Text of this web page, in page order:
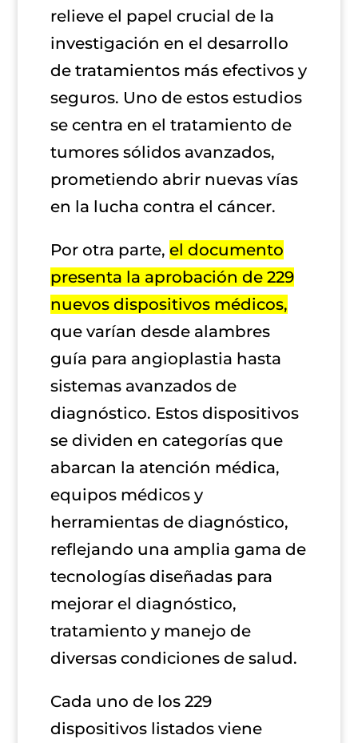
relieve el papel crucial de la
investigación en el desarrollo
de tratamientos más efectivos y
seguros. Uno de estos estudios
se centra en el tratamiento de
tumores sólidos avanzados,
prometiendo abrir nuevas vías
en la lucha contra el cáncer.
Por otra parte, el documento
presenta la aprobación de 229
nuevos dispositivos médicos,
que varían desde alambres
guía para angioplastia hasta
sistemas avanzados de
diagnóstico. Estos dispositivos
se dividen en categorías que
abarcan la atención médica,
equipos médicos y
herramientas de diagnóstico,
reflejando una amplia gama de
tecnologías diseñadas para
mejorar el diagnóstico,
tratamiento y manejo de
diversas condiciones de salud.
Cada uno de los 229
dispositivos listados viene